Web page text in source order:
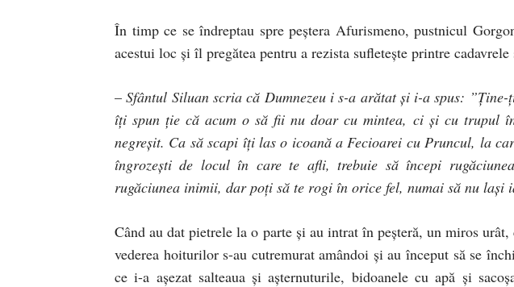
În timp ce se îndreptau spre peştera Afurismeno, pustnicul
acestui loc şi îl pregătea pentru a rezista sufleteşte printre cadavrele
–Sfântul Siluan scria că Dumnezeu i s-a arătat şi i-a spus:
îţi spun ţie că acum o să fii nu doar cu mintea, ci şi cu trupul
negreşit. Ca să scapi îţi las o icoană a Fecioarei cu Pruncul, la
îngrozeşti de locul în care te afli, trebuie să începi
rugăciunea inimii, dar poţi să te rogi în orice fel, numai să nu laşi
Când au dat pietrele la o parte şi au intrat în peşteră, un miros
vederea hoiturilor s-au cutremurat amândoi şi au început să se
ce i-a aşezat salteaua şi aşternuturile, bidoanele cu apă şi